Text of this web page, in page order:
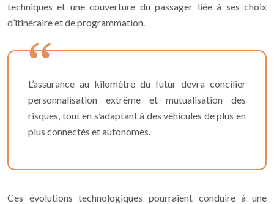
techniques et une couverture du passager liée à ses choix
d’itinéraire et de programmation.
L’assurance au kilomètre du futur devra concilier
personnalisation extrême et mutualisation des
risques, tout en s’adaptant à des véhicules de plus en
plus connectés et autonomes.
Ces évolutions technologiques pourraient conduire à une